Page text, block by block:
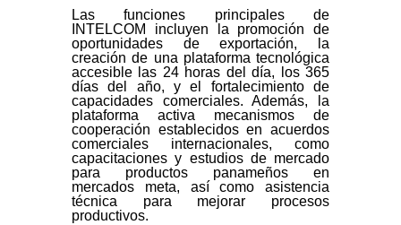
Las funciones principales de
INTELCOM incluyen la promoción de
oportunidades de exportación, la
creación de una plataforma tecnológica
accesible las 24 horas del día, los 365
días del año, y el fortalecimiento de
capacidades comerciales. Además, la
plataforma activa mecanismos de
cooperación establecidos en acuerdos
comerciales internacionales, como
capacitaciones y estudios de mercado
para productos panameños en
mercados meta, así como asistencia
técnica para mejorar procesos
productivos.